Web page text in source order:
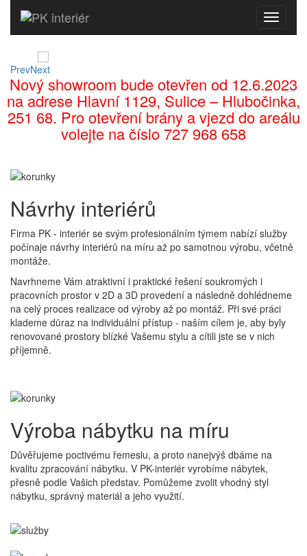
MENU
PrevNext
Nový showroom bude otevřen od 12.6.2023
na adrese Hlavní 1129, Sulice – Hlubočinka,
251 68. Pro otevření brány a vjezd do areálu
volejte na číslo 727 968 658
Návrhy interiérů
Firma PK - interiér se svým profesionálním týmem nabízí služby
počínaje návrhy interiérů na míru až po samotnou výrobu, včetně
montáže.
Navrhneme Vám atraktivní i praktické řešení soukromých i
pracovních prostor v 2D a 3D provedení a následně dohlédneme
na celý proces realizace od výroby až po montáž. Při své práci
klademe důraz na individuální přístup - naším cílem je, aby byly
renovované prostory blízké Vašemu stylu a cítili jste se v nich
příjemně.
Výroba nábytku na míru
Důvěřujeme poctivému řemeslu, a proto nanejvýš dbáme na
kvalitu zpracování nábytku. V PK-interiér vyrobíme nábytek,
přesně podle Vašich představ. Pomůžeme zvolit vhodný styl
nábytku, správný materiál a jeho využití.